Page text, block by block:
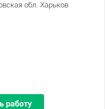
обл. Харьков
работу